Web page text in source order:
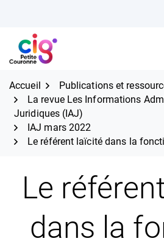
contenu
CIG Petite Couronne
Expertise et
Accueil
Publications et
La revue Les Informations
Juridiques (IAJ)
IAJ mars 2022
Le référent laïcité dans la
Le
dans la